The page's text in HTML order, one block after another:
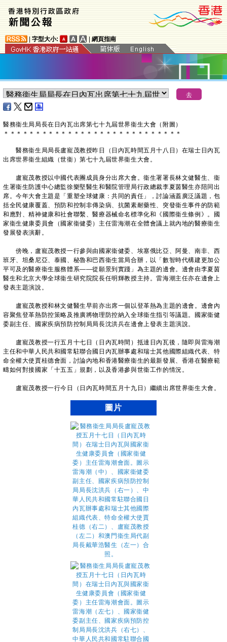
字型大小: 網頁指南
​醫務衞生局局長在日內瓦出席第七十九屆世界衞生大會（附圖）
＊ ＊ ＊ ＊ ＊ ＊ ＊ ＊ ＊ ＊ ＊ ＊ ＊ ＊ ＊ ＊ ＊ ＊ ＊ ＊ ＊ ＊ ＊ ＊ ＊ ＊ ＊ ＊
醫務衞生局局長盧寵茂教授昨日（日內瓦時間五月十八日）在瑞士日內瓦
出席世界衞生組織（世衞）第七十九屆世界衞生大會。
盧寵茂教授以中國代表團成員身分出席大會。衞生署署長林文健醫生、衞
生署衞生防護中心總監徐樂堅醫生和醫院管理局行政總裁李夏茵醫生亦陪同出
席。今年大會主題是「重塑全球健康：共同的責任」，討論涵蓋廣泛議題，包
括全民健康覆蓋、預防和控制非傳染病、抗菌素耐藥性、突發衞生事件的防範
和應對、精神健康和社會聯繫、醫療器械命名標準化和《國際衞生條例》。國
家衞生健康委員會（國家衞健委）主任雷海潮在全體會議上就內地的醫療衞生
發展發表演辭。
傍晚，盧寵茂教授一行參與由國家衞健委、埃塞俄比亞、阿曼、南非、西
班牙、坦桑尼亞、泰國、秘魯和巴西衞生當局合辦，以「數智時代構建更加公
平可及的醫療衞生服務體系——從願景到實踐」為主題的邊會。邊會由李夏茵
醫生和北京大學全球衞生研究院院長任明輝教授主持。雷海潮主任亦在邊會上
發表主題演說。
盧寵茂教授和林文健醫生早前亦出席一個以登革熱為主題的邊會。邊會內
容聚焦登革熱防控策略及推廣將物理防控納入全球衞生指引等議題。國家衞健
委副主任、國家疾病預防控制局局長沈洪兵在邊會上發表主題演說。
盧寵茂教授一行五月十七日（日內瓦時間）抵達日內瓦後，隨即與雷海潮
主任和中華人民共和國常駐聯合國日內瓦辦事處和瑞士其他國際組織代表、特
命全權大使賈桂德會面，討論內地和香港醫療衞生的最新發展、香港在醫療範
疇如何對接國家「十五五」規劃，以及香港參與世衞工作的情況。
盧寵茂教授一行今日（日內瓦時間五月十九日）繼續出席世界衞生大會。
圖片